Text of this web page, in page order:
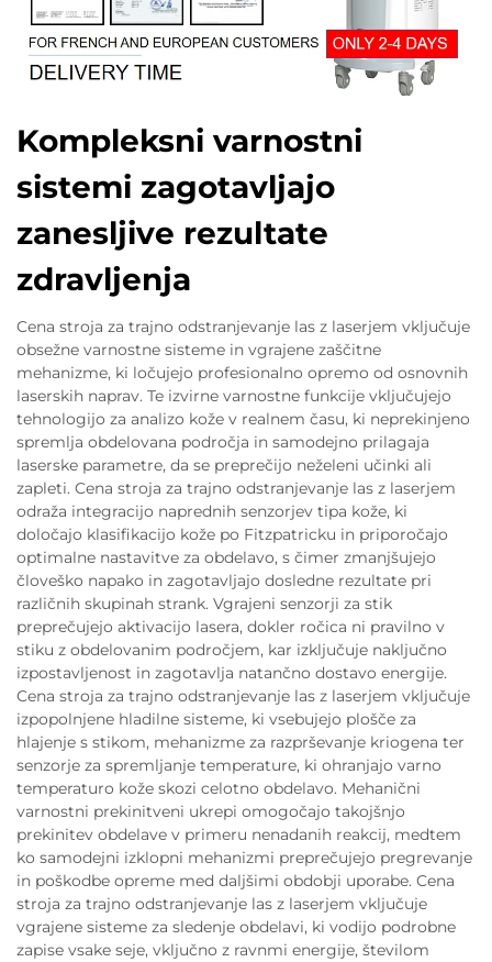
Kompleksni varnostni
sistemi zagotavljajo
zanesljive rezultate
zdravljenja
Cena stroja za trajno odstranjevanje las z laserjem vključuje
obsežne varnostne sisteme in vgrajene zaščitne
mehanizme, ki ločujejo profesionalno opremo od osnovnih
laserskih naprav. Te izvirne varnostne funkcije vključujejo
tehnologijo za analizo kože v realnem času, ki neprekinjeno
spremlja obdelovana področja in samodejno prilagaja
laserske parametre, da se preprečijo neželeni učinki ali
zapleti. Cena stroja za trajno odstranjevanje las z laserjem
odraža integracijo naprednih senzorjev tipa kože, ki
določajo klasifikacijo kože po Fitzpatricku in priporočajo
optimalne nastavitve za obdelavo, s čimer zmanjšujejo
človeško napako in zagotavljajo dosledne rezultate pri
različnih skupinah strank. Vgrajeni senzorji za stik
preprečujejo aktivacijo lasera, dokler ročica ni pravilno v
stiku z obdelovanim področjem, kar izključuje naključno
izpostavljenost in zagotavlja natančno dostavo energije.
Cena stroja za trajno odstranjevanje las z laserjem vključuje
izpopolnjene hladilne sisteme, ki vsebujejo plošče za
hlajenje s stikom, mehanizme za razprševanje kriogena ter
senzorje za spremljanje temperature, ki ohranjajo varno
temperaturo kože skozi celotno obdelavo. Mehanični
varnostni prekinitveni ukrepi omogočajo takojšnjo
prekinitev obdelave v primeru nenadanih reakcij, medtem
ko samodejni izklopni mehanizmi preprečujejo pregrevanje
in poškodbe opreme med daljšimi obdobji uporabe. Cena
stroja za trajno odstranjevanje las z laserjem vključuje
vgrajene sisteme za sledenje obdelavi, ki vodijo podrobne
zapise vsake seje, vključno z ravnmi energije, številom